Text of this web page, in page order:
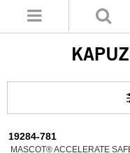
19284-781
MASCOT® ACCELERATE